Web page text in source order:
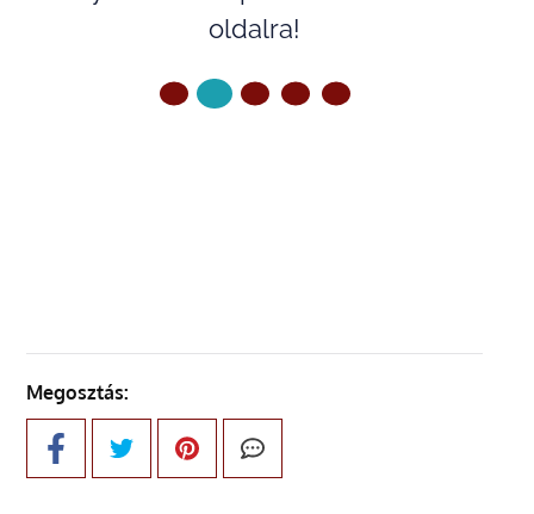
oldalra!
Megosztás: